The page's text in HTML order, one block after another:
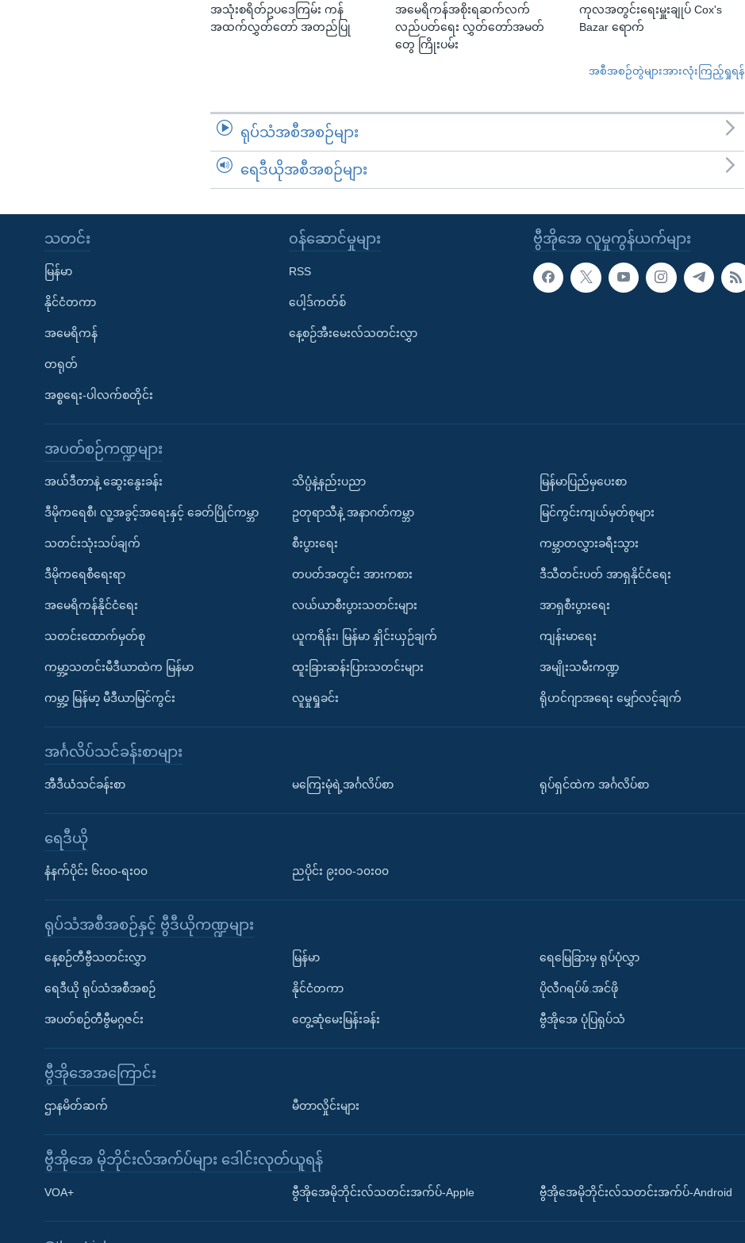
Learning English
အသုံးစရိတ်ဥပဒေကြမ်း ကန်
အထက်လွှတ်တော် အတည်ပြု
အမေရိကန်အစိုးရဆက်လက်
လည်ပတ်ရေး လွှတ်တော်အမတ်
တွေ ကြိုးပမ်း
ကုလအတွင်းရေးမှူးချုပ် Cox's
Bazar ရောက်
အစီအစဉ်တွဲများအားလုံးကြည့်ရှုရန်
ရုပ်သံအစီအစဉ်များ
ရေဒီယိုအစီအစဉ်များ
ဗွီအိုအေ လူမှုကွန်ယက်များ
သတင်း
မြန်မာ
နိုင်ငံတကာ
အမေရိကန်
တရုတ်
အစ္စရေး-ပါလက်စတိုင်း
၀န်ဆောင်မှုများ
RSS
ပေါ့ဒ်ကတ်စ်
နေ့စဉ်အီးမေးလ်သတင်းလွှာ
အပတ်စဉ်ကဏ္ဍများ
အယ်ဒီတာနဲ့ ဆွေးနွေးခန်း
ဒီမိုကရေစီ၊ လူ့အခွင့်အရေးနှင့် ခေတ်ပြိုင်ကမ္ဘာ
သတင်းသုံးသပ်ချက်
ဒီမိုကရေစီရေးရာ
အမေရိကန်နိုင်ငံရေး
သတင်းထောက်မှတ်စု
ကမ္ဘာ့သတင်းမီဒီယာထဲက မြန်မာ
ကမ္ဘာ့ မြန်မာ့ မီဒီယာမြင်ကွင်း
သိပ္ပံနဲ့နည်းပညာ
ဥတုရာသီနဲ့ အနာဂတ်ကမ္ဘာ
စီးပွားရေး
တပတ်အတွင်း အားကစား
လယ်ယာစီးပွားသတင်းများ
ယူကရိန်း၊ မြန်မာ နှိုင်းယှဉ်ချက်
ထူးခြားဆန်းပြားသတင်းများ
လူမှုရှုခင်း
မြန်မာပြည်မှပေးစာ
မြင်ကွင်းကျယ်မှတ်စုများ
ကမ္ဘာတလွှားခရီးသွား
ဒီသီတင်းပတ် အာရှနိုင်ငံရေး
အာရှစီးပွားရေး
ကျန်းမာရေး
အမျိုးသမီးကဏ္ဍ
ရိုဟင်ဂျာအရေး မျှော်လင့်ချက်
အင်္ဂလိပ်သင်ခန်းစာများ
အီဒီယံသင်ခန်းစာ မကြေးမုံရဲ့အင်္ဂလိပ်စာ ရုပ်ရှင်ထဲက အင်္ဂလိပ်စာ
ရေဒီယို
နံနက်ပိုင်း ၆း၀၀-ရး၀၀ ညပိုင်း ၉း၀၀-၁၀း၀၀
ရုပ်သံအစီအစဉ်နှင့် ဗွီဒီယိုကဏ္ဍများ
နေ့စဉ်တီဗွီသတင်းလွှာ
ရေဒီယို ရုပ်သံအစီအစဉ်
အပတ်စဉ်တီဗွီမဂ္ဂဇင်း
မြန်မာ
နိုင်ငံတကာ
တွေ့ဆုံမေးမြန်းခန်း
ရေမြေခြားမှ ရုပ်ပုံလွှာ
ပိုလီဂရပ်ဖ်.အင်ဖို
ဗွီအိုအေ ပုံပြရုပ်သံ
ဗွီအိုအေအကြောင်း
ဌာနမိတ်ဆက် မီတာလှိုင်းများ
ဗွီအိုအေ မိုဘိုင်းလ်အက်ပ်များ ဒေါင်းလုတ်ယူရန်
VOA+ ဗွီအိုအေမိုဘိုင်းလ်သတင်းအက်ပ်-Apple ဗွီအိုအေမိုဘိုင်းလ်သတင်းအက်ပ်-Android